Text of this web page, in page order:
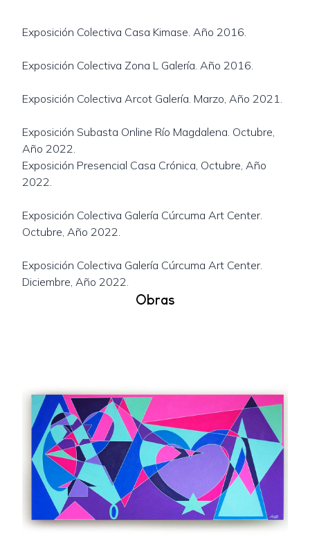
Exposición Colectiva Casa Kimase. Año 2016.
Exposición Colectiva Zona L Galería. Año 2016.
Exposición Colectiva Arcot Galería. Marzo, Año 2021.
Exposición Subasta Online Río Magdalena. Octubre,
Año 2022.
Exposición Presencial Casa Crónica, Octubre, Año
2022.
Exposición Colectiva Galería Cúrcuma Art Center.
Octubre, Año 2022.
Exposición Colectiva Galería Cúrcuma Art Center.
Obras